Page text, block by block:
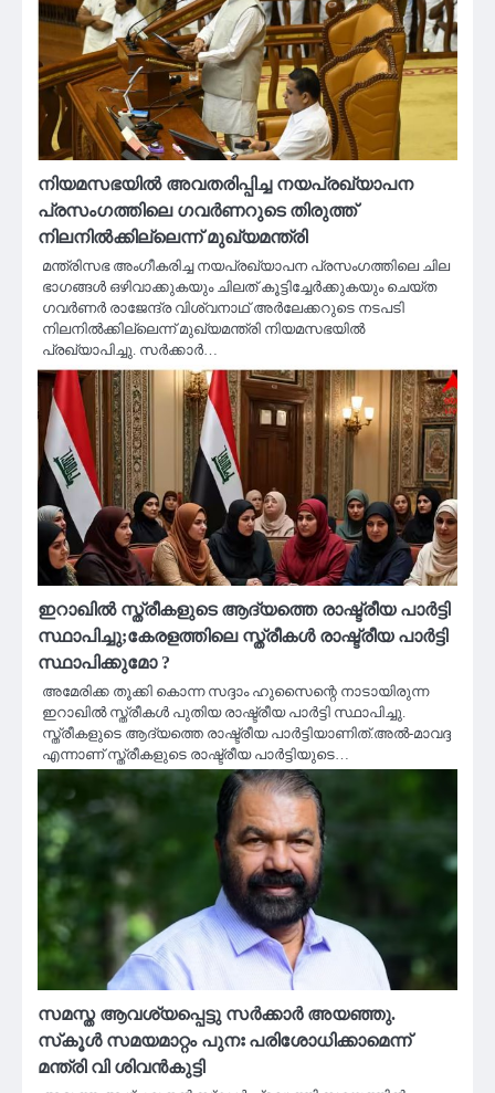
നിയമസഭയിൽ അവതരിപ്പിച്ച നയപ്രഖ്യാപന
പ്രസംഗത്തിലെ ഗവർണറുടെ തിരുത്ത്
നിലനിൽക്കില്ലെന്ന് മുഖ്യമന്ത്രി
മന്ത്രിസഭ അംഗീകരിച്ച നയപ്രഖ്യാപന പ്രസംഗത്തിലെ ചില
ഭാഗങ്ങൾ ഒഴിവാക്കുകയും ചിലത് കൂട്ടിച്ചേർക്കുകയും ചെയ്ത
ഗവർണർ രാജേന്ദ്ര വിശ്വനാഥ് അർലേക്കറുടെ നടപടി
നിലനിൽക്കില്ലെന്ന് മുഖ്യമന്ത്രി നിയമസഭയിൽ
പ്രഖ്യാപിച്ചു. സർക്കാർ…
ഇറാഖിൽ സ്ത്രീകളുടെ ആദ്യത്തെ രാഷ്ട്രീയ പാർട്ടി
സ്ഥാപിച്ചു;കേരളത്തിലെ സ്ത്രീകൾ രാഷ്ട്രീയ പാർട്ടി
സ്ഥാപിക്കുമോ ?
അമേരിക്ക തൂക്കി കൊന്ന സദ്ദാം ഹുസൈന്റെ നാടായിരുന്ന
ഇറാഖിൽ സ്ത്രീകൾ പുതിയ രാഷ്ട്രീയ പാർട്ടി സ്ഥാപിച്ചു.
സ്ത്രീകളുടെ ആദ്യത്തെ രാഷ്ട്രീയ പാർട്ടിയാണിത്.അൽ-മാവദ്ദ
എന്നാണ് സ്ത്രീകളുടെ രാഷ്ട്രീയ പാർട്ടിയുടെ…
സമസ്ത ആവശ്യപ്പെട്ടു സര്‍ക്കാര്‍ അയഞ്ഞു.
സ്‌കൂള്‍ സമയമാറ്റം പുനഃ പരിശോധിക്കാമെന്ന്
മന്ത്രി വി ശിവന്‍കുട്ടി